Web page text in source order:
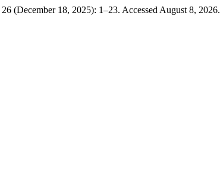
26 (December 18, 2025): 1–23. Accessed August 8, 2026.